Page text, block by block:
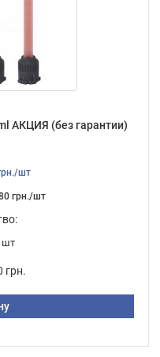
АКЦИЯ (без гарантии)
шт
грн./шт
шт
грн.